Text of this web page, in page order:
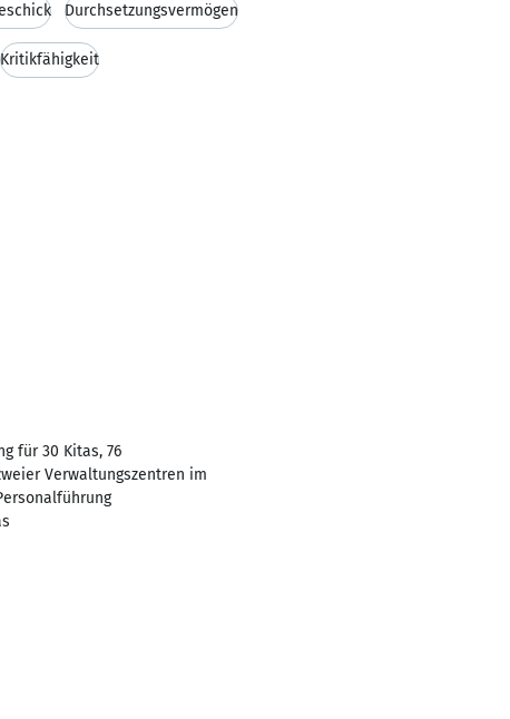
Durchsetzungsvermögen
Kritikfähigkeit
für 30 Kitas, 76
Verwaltungszentren im